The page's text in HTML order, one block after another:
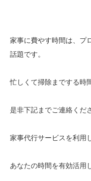
家事に費やす時間は、プ
話題です。
忙しくて掃除までする時
是非下記までご連絡くだ
家事代行サービスを利用
あなたの時間を有効活用